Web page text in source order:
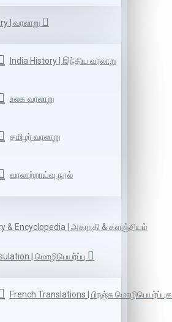
| வரலாறு
India History | இந்திய வரலாறு
உலக வரலாறு
தமிழர் வரலாறு
வரலாற்றாய்வு நூல்
& Encyclopedia | அகராதி & களஞ்சியம்
| மொழிபெயர்ப்பு
French Translations | பிரஞ்சு